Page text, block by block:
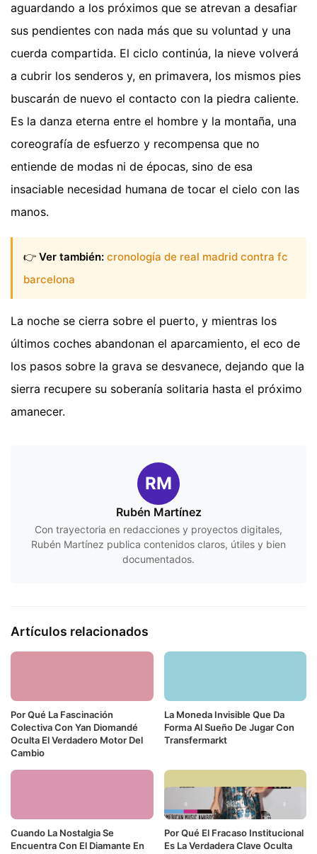
aguardando a los próximos que se atrevan a desafiar
sus pendientes con nada más que su voluntad y una
cuerda compartida. El ciclo continúa, la nieve volverá
a cubrir los senderos y, en primavera, los mismos pies
buscarán de nuevo el contacto con la piedra caliente.
Es la danza eterna entre el hombre y la montaña, una
coreografía de esfuerzo y recompensa que no
entiende de modas ni de épocas, sino de esa
insaciable necesidad humana de tocar el cielo con las
manos.
👉 Ver también: cronología de real madrid contra fc
barcelona
La noche se cierra sobre el puerto, y mientras los
últimos coches abandonan el aparcamiento, el eco de
los pasos sobre la grava se desvanece, dejando que la
sierra recupere su soberanía solitaria hasta el próximo
amanecer.
RM
Rubén Martínez
Con trayectoria en redacciones y proyectos digitales,
Rubén Martínez publica contenidos claros, útiles y bien
documentados.
Artículos relacionados
Por Qué La Fascinación
Colectiva Con Yan Diomandé
Oculta El Verdadero Motor Del
Cambio
La Moneda Invisible Que Da
Forma Al Sueño De Jugar Con
Transfermarkt
Cuando La Nostalgia Se
Encuentra Con El Diamante En
Por Qué El Fracaso Institucional
Es La Verdadera Clave Oculta